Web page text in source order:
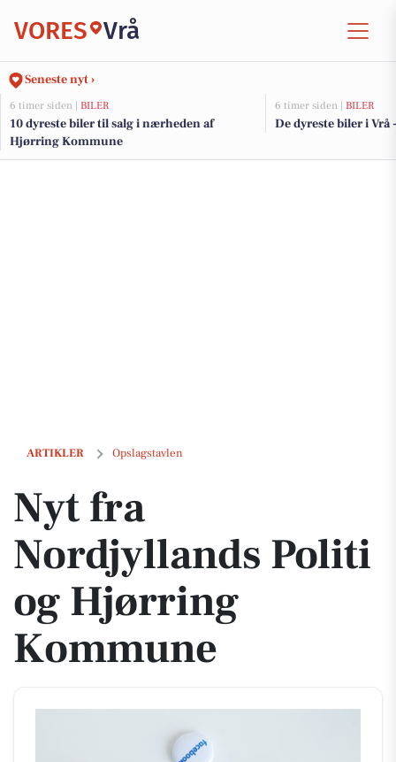
VORES Vrå
Seneste nyt ›
6 timer siden | BILER
10 dyreste biler til salg i nærheden af
Hjørring Kommune
6 timer siden | BILER
De dyreste biler i
ARTIKLER Opslagstavlen
Nyt fra Nordjyllands Politi og Hjørring Kommune
Nyt fra
Nordjyllands Politi
og Hjørring
Kommune